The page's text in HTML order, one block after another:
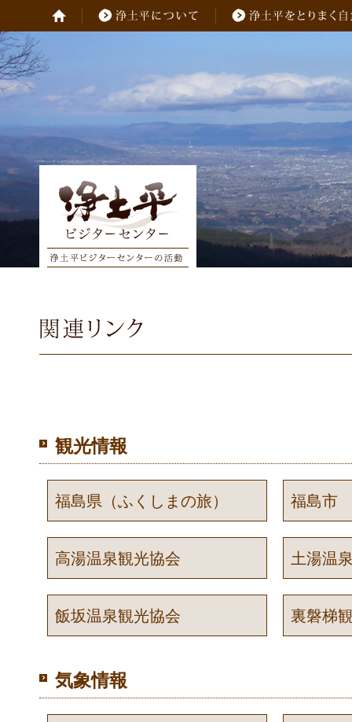
関連リンク
観光情報
福島県（ふくしまの旅） 福島市
高湯温泉観光協会 土湯温
飯坂温泉観光協会 裏磐梯
気象情報